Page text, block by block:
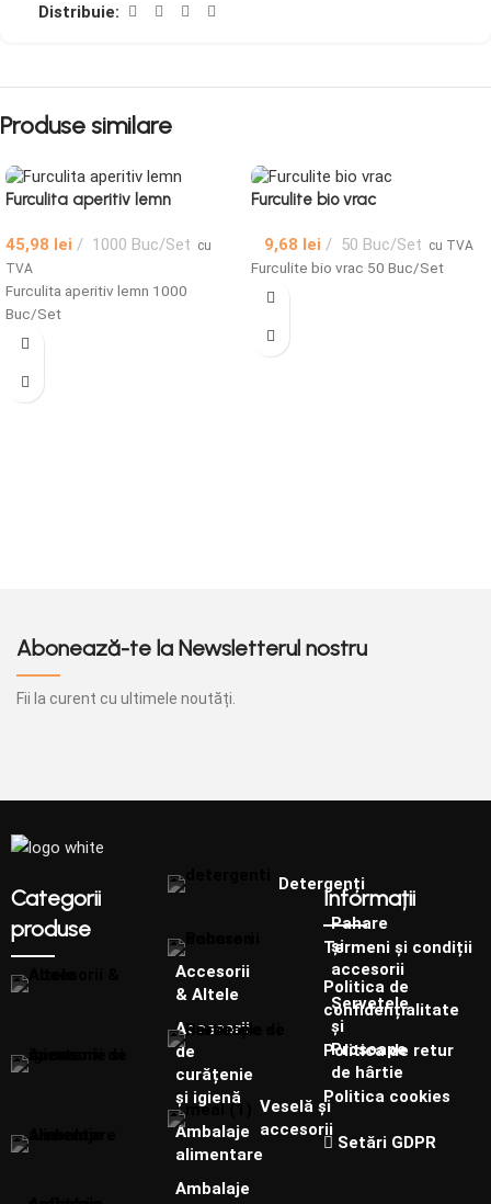
Distribuie:
Produse similare
Furculita aperitiv lemn
45,98 lei 1000 Buc/Set cu
TVA
Furculita aperitiv lemn 1000
Buc/Set
Furculite bio vrac
9,68 lei 50 Buc/Set cu TVA
Furculite bio vrac 50 Buc/Set
Abonează-te la Newsletterul nostru
Fii la curent cu ultimele noutăți.
Categorii
produse
Accesorii
& Altele
Accesorii
de
curățenie
și igienă
Ambalaje
alimentare
Ambalaje
Detergenți
Pahare
și
accesorii
Șervețele
și
Prosoape
de hârtie
Veselă și
accesorii
Informații
Termeni și condiții
Politica de
confidențialitate
Politica de retur
Politica cookies
Setări GDPR